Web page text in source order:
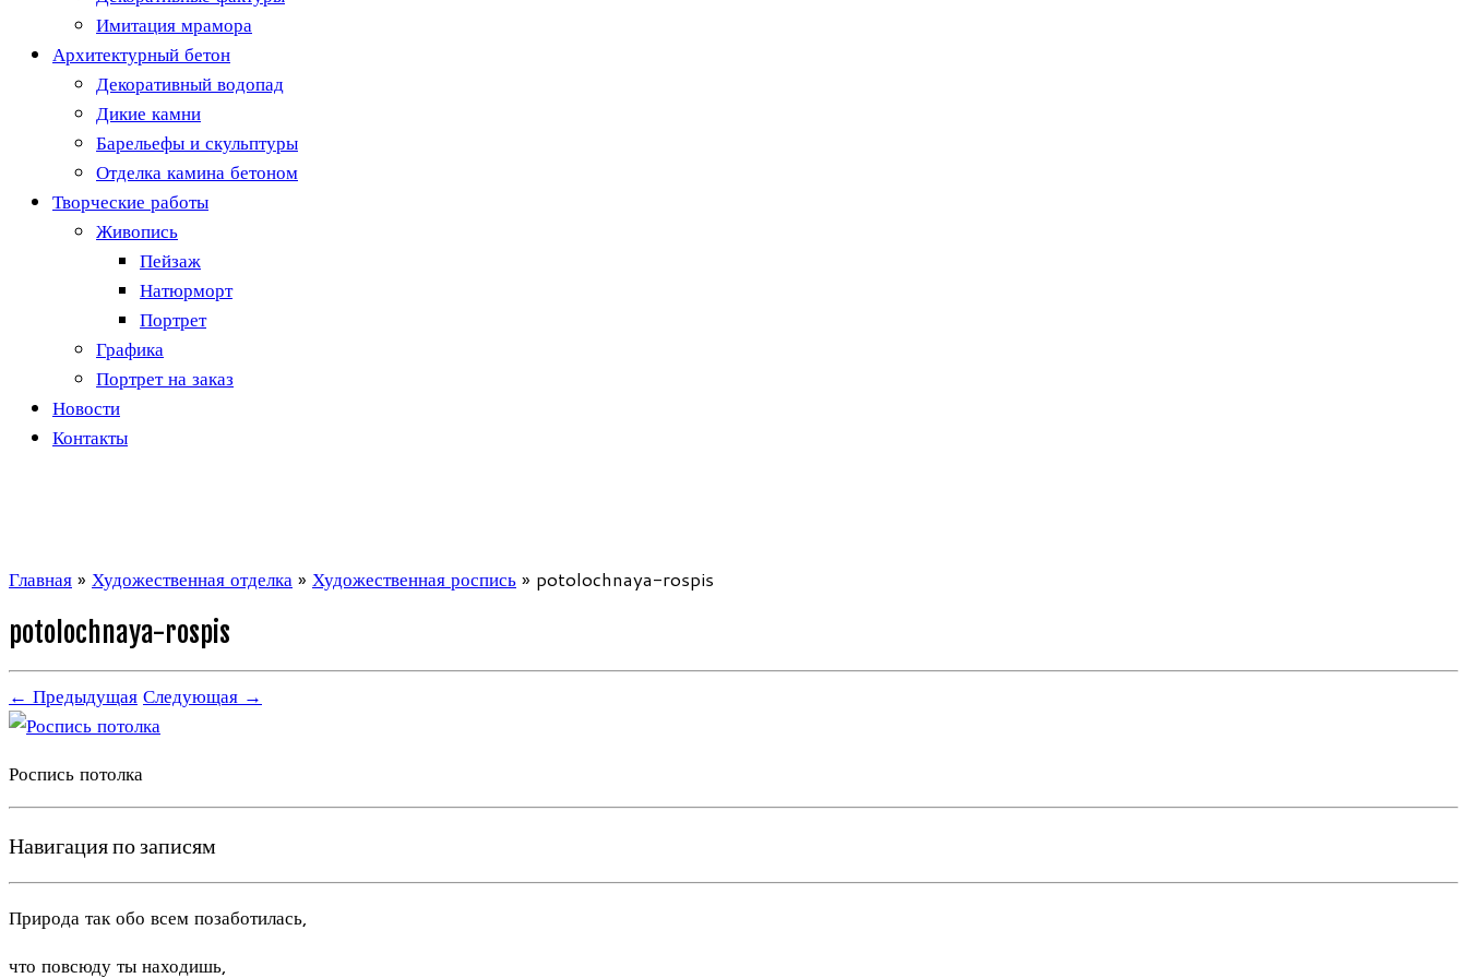
Имитация мрамора
Архитектурный бетон
Декоративный водопад
Дикие камни
Барельефы и скульптуры
Отделка камина бетоном
Творческие работы
Живопись
Пейзаж
Натюрморт
Портрет
Графика
Портрет на заказ
Новости
Контакты
Главная » Художественная отделка » Художественная роспись » potolochnaya-rospis
potolochnaya-rospis
← Предыдущая Следующая →
Роспись потолка
Навигация по записям
Природа так обо всем позаботилась,
что повсюду ты находишь,